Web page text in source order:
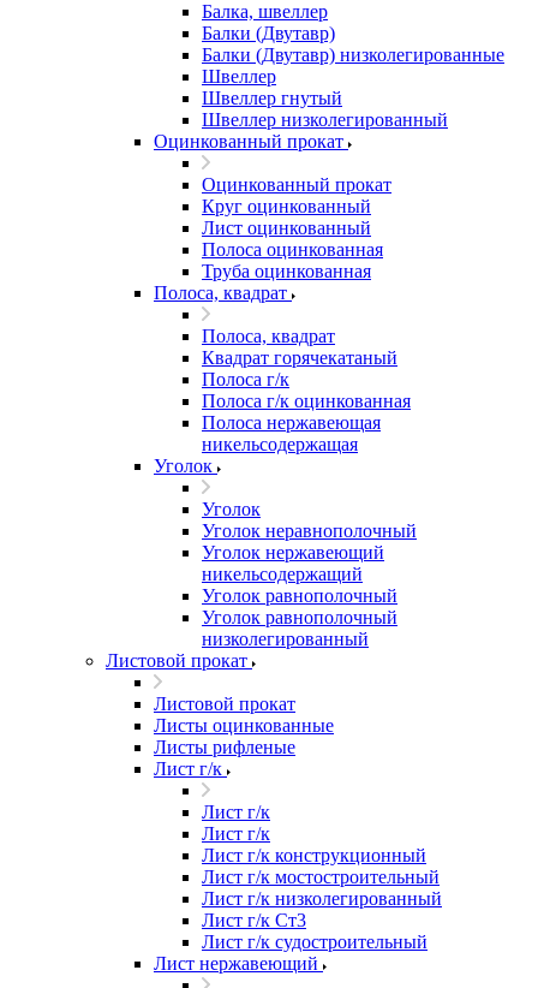
Балка, швеллер
Балки (Двутавр)
Балки (Двутавр) низколегированные
Швеллер
Швеллер гнутый
Швеллер низколегированный
Оцинкованный прокат
Оцинкованный прокат
Круг оцинкованный
Лист оцинкованный
Полоса оцинкованная
Труба оцинкованная
Полоса, квадрат
Полоса, квадрат
Квадрат горячекатаный
Полоса г/к
Полоса г/к оцинкованная
Полоса нержавеющая
никельсодержащая
Уголок
Уголок
Уголок неравнополочный
Уголок нержавеющий
никельсодержащий
Уголок равнополочный
Уголок равнополочный
низколегированный
Листовой прокат
Листовой прокат
Листы оцинкованные
Листы рифленые
Лист г/к
Лист г/к
Лист г/к
Лист г/к конструкционный
Лист г/к мостостроительный
Лист г/к низколегированный
Лист г/к Ст3
Лист г/к судостроительный
Лист нержавеющий